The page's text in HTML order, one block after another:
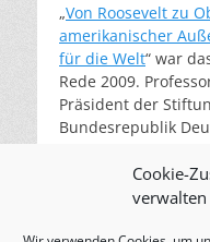
Cookie-
verwalten
„Von Roosevelt zu
amerikanischer
für die Welt“ war
Rede 2009.
Präsident der
Bundesrepublik
historischen Über-
Roosevelt bis zu